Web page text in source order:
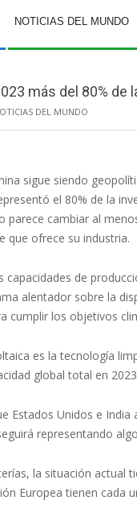
NOTICIAS DEL MUNDO
más del 80%
DEL MUNDO
sigue siendo
el 80% de la
parece cambiar al
que ofrece su industria.
capacidades de
alentador sobre la
cumplir los objetivos
es la tecnología
global total en
Estados Unidos e
representando
la situación actual
Europea tienen cada